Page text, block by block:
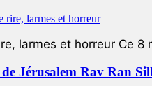
larmes et horreur Ce 8
Jérusalem Rav Ran